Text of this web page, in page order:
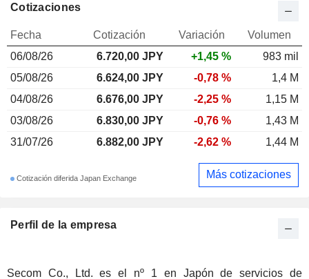
Perfil de la empresa
Secom Co., Ltd. es el nº 1 en Japón de servicios de
Cotizaciones
Fecha Cotización Variación
Volumen
06/08/26
6.720,00 JPY +1,45 %
983 mil
05/08/26
6.624,00 JPY -0,78 %
1,4 M
04/08/26
6.676,00 JPY -2,25 %
1,15 M
03/08/26
6.830,00 JPY -0,76 %
1,43 M
31/07/26
6.882,00 JPY -2,62 % 1,44 M
Cotización diferida Japan Exchange Más cotizaciones